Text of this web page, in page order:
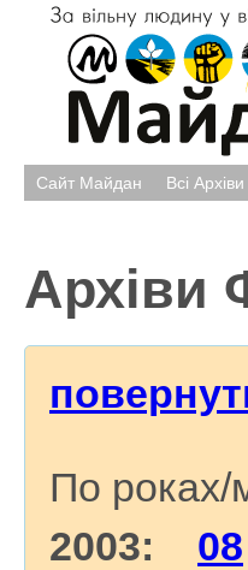
Сайт Майдан Всі
Архіви
По роках/
2003: 08